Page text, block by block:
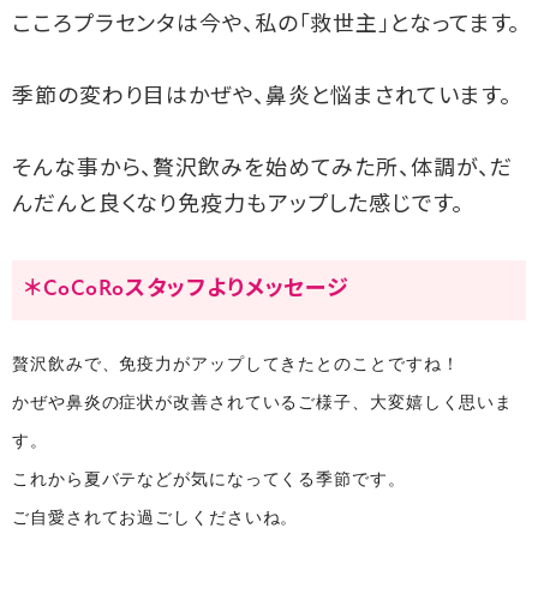
こころプラセンタは今や、私の「救世主」となってます。
季節の変わり目はかぜや、鼻炎と悩まされています。
そんな事から、贅沢飲みを始めてみた所、体調が、だ
んだんと良くなり免疫力もアップした感じです。
＊CoCoRoスタッフよりメッセージ
贅沢飲みで、免疫力がアップしてきたとのことですね！
かぜや鼻炎の症状が改善されているご様子、大変嬉しく思いま
す。
これから夏バテなどが気になってくる季節です。
ご自愛されてお過ごしくださいね。